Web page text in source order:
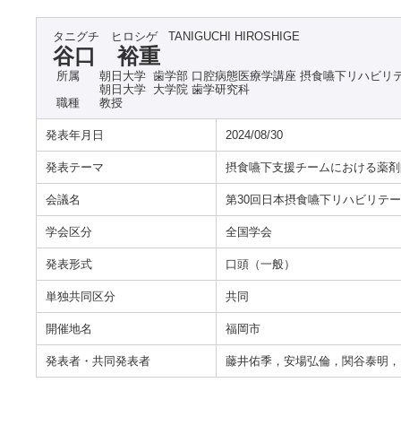
タニグチ ヒロシゲ TANIGUCHI HIROSHIGE
谷口 裕重
所属
朝日大学 歯学部 口腔病態医療学講座 摂食嚥下リハビリ
朝日大学 大学院 歯学研究科
職種
教授
発表年月日 2024/08/30
発表テーマ 摂食嚥下支援チームにおける薬
会議名 第30回日本摂食嚥下リハビリテ
学会区分 全国学会
発表形式 口頭（一般）
単独共同区分 共同
開催地名 福岡市
発表者・共同発表者 藤井佑季，安場弘倫，関谷泰明